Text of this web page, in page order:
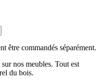
être commandés séparément.
nos meubles. Tout est
du bois.